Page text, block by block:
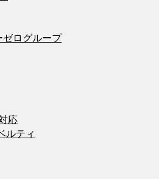
ログループ
応
ルティ